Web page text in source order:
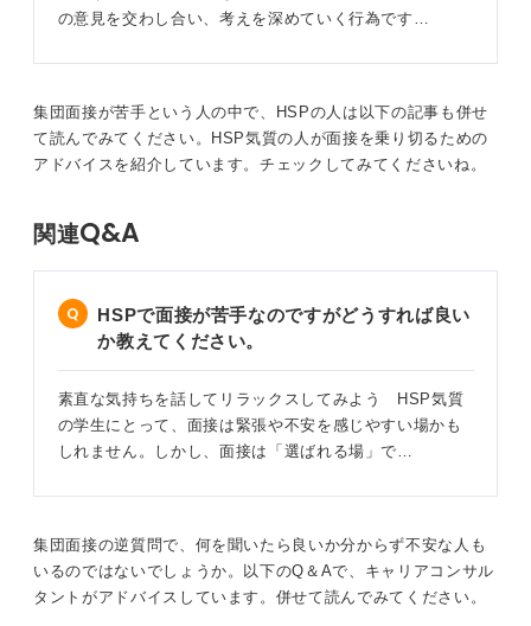
の意見を交わし合い、考えを深めていく行為です…
集団面接が苦手という人の中で、HSPの人は以下の記事も併せ
て読んでみてください。HSP気質の人が面接を乗り切るための
アドバイスを紹介しています。チェックしてみてくださいね。
関連Q&A
HSPで面接が苦手なのですがどうすれば良い
か教えてください。
素直な気持ちを話してリラックスしてみよう HSP気質
の学生にとって、面接は緊張や不安を感じやすい場かも
しれません。しかし、面接は「選ばれる場」で…
集団面接の逆質問で、何を聞いたら良いか分からず不安な人も
いるのではないでしょうか。以下のQ＆Aで、キャリアコンサル
タントがアドバイスしています。併せて読んでみてください。